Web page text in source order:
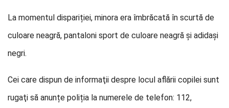
La momentul dispariției, minora era îmbrăcată în scurtă de
culoare neagră, pantaloni sport de culoare neagră și adidaşi
negri.
Cei care dispun de informaţii despre locul aflării copilei sunt
rugaţi să anunțe poliția la numerele de telefon: 112,